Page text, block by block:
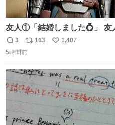
友人①「結婚しました💍」
人③「マイホーム建てました🏡
さんを床の間に飾ってみました
返
信
3
リ
ポ
ト
数
163
い
数
1,407
5時間前